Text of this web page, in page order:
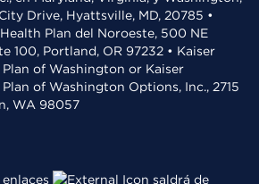
Drive, Hyattsville, MD, 20785 •
Plan del Noroeste, 500 NE
100, Portland, OR 97232 • Kaiser
of Washington or Kaiser
of Washington Options, Inc., 2715
WA 98057
saldrá de